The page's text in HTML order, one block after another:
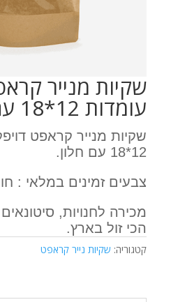
שקיות מנייר
עומדות 12*18 עם חלון
שקיות מנייר קראפט
12*18 עם חלון.
צבעים זמינים במלאי :
מכירה לחנויות,
הכי זול בארץ.
קטגוריה: שקיות נייר קראפט